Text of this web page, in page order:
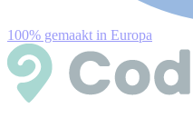
100% gemaakt in Europa